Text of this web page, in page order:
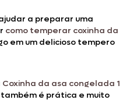
a preparar uma
como temperar coxinha da
em um delicioso tempero
Coxinha da asa congelada 1
também é prática e muito